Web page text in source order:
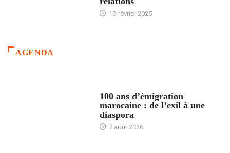
19 février 2025
AGENDA
100 ans d’émigration
marocaine : de l’exil à une
diaspora
7 août 2026